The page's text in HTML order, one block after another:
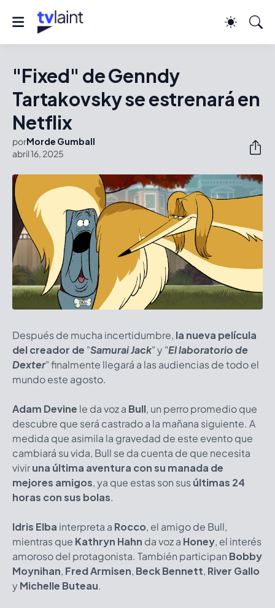
"Fixed" de Genndy
Tartakovsky se estrenará en
Netflix
porMorde Gumball
abril 16, 2025
Después de mucha incertidumbre, la nueva película
del creador de "Samurai Jack"y"El laboratorio de
Dexter" finalmente llegará a las audiencias de todo el
mundo este agosto.
Adam Devine le da voz a Bull, un perro promedio que
descubre que será castrado a la mañana siguiente. A
medida que asimila la gravedad de este evento que
cambiará su vida, Bull se da cuenta de que necesita
viviruna última aventura con su manada de
mejores amigos, ya que estas son susúltimas 24
horas con sus bolas.
Idris Elba interpreta a Rocco, el amigo de Bull,
mientras que Kathryn Hahn da voz a Honey, el interés
amoroso del protagonista. También participan Bobby
Moynihan, Fred Armisen, Beck Bennett, River Gallo
yMichelle Buteau.